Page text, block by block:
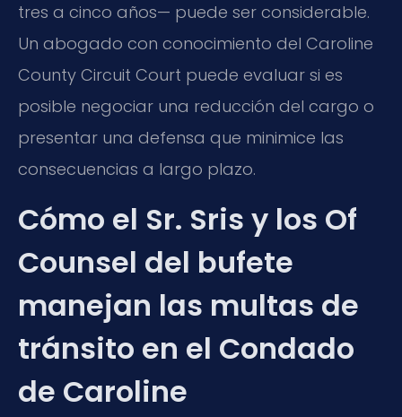
tres a cinco años— puede ser considerable.
Un abogado con conocimiento del Caroline
County Circuit Court puede evaluar si es
posible negociar una reducción del cargo o
presentar una defensa que minimice las
consecuencias a largo plazo.
Cómo el Sr. Sris y los Of
Counsel del bufete
manejan las multas de
tránsito en el Condado
de Caroline